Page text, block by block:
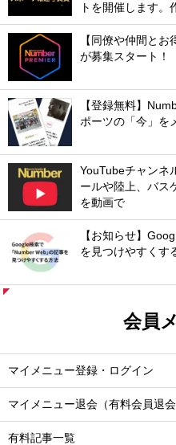
トを開催します。
【同僚や仲間と
が募集スタート！
【登録無料】
ポーツの「今」を
YouTubeチャンネ
ールや陸上、バス
を動画で
【お知らせ】
を見つけやすくす
会員
マイメニュー登録・ログイン
マイメニュー退会（有料会員退会
有料記事一覧